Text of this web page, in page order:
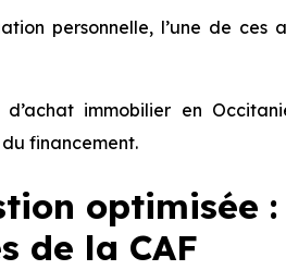
personnelle, l’une de
immobilier en
financement.
optimisée
de la CAF